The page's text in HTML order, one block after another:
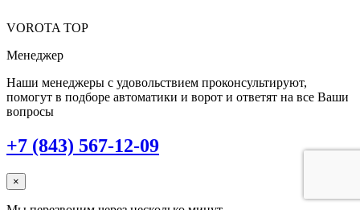
VOROTA TOP
Менеджер
Наши менеджеры с удовольствием проконсультируют,
помогут в подборе автоматики и ворот и ответят на все Ваши
вопросы
+7 (843) 567-12-09
×